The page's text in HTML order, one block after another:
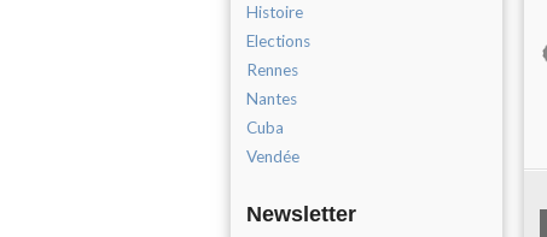
Histoire
Elections
Rennes
Nantes
Cuba
Vendée
Newsletter